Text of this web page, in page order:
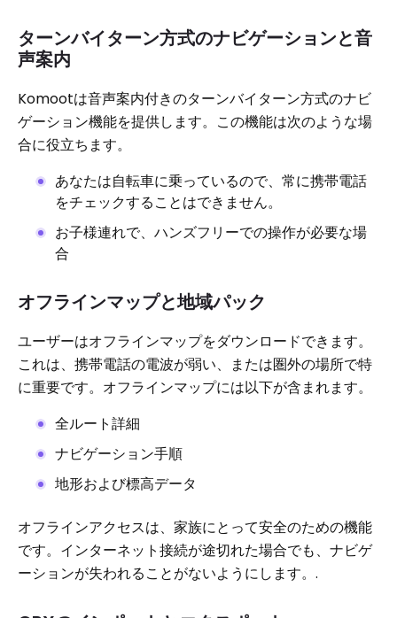
ターンバイターン方式のナビゲーションと音
声案内
Komootは音声案内付きのターンバイターン方式のナビ
ゲーション機能を提供します。この機能は次のような場
合に役立ちます。
あなたは自転車に乗っているので、常に携帯電話
をチェックすることはできません。
お子様連れで、ハンズフリーでの操作が必要な場
合
オフラインマップと地域パック
ユーザーはオフラインマップをダウンロードできます。
これは、携帯電話の電波が弱い、または圏外の場所で特
に重要です。オフラインマップには以下が含まれます。
全ルート詳細
ナビゲーション手順
地形および標高データ
オフラインアクセスは、家族にとって安全のための機能
です。インターネット接続が途切れた場合でも、ナビゲ
ーションが失われることがないようにします。.